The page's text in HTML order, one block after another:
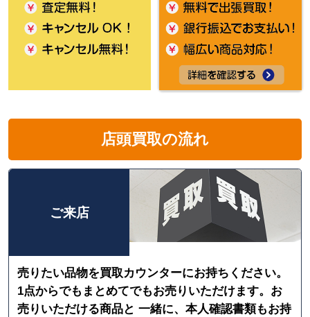
店頭買取の流れ
ご来店
売りたい品物を買取カウンターにお持ちください。
1点からでもまとめてでもお売りいただけます。お
売りいただける商品と 一緒に、本人確認書類もお持